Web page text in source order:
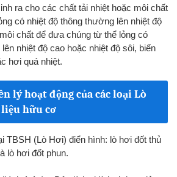
ra cho các chất tải nhiệt hoặc môi chất
có nhiệt độ thông thường lên nhiệt độ
chất để đưa chúng từ thể lỏng có
nhiệt độ cao hoặc nhiệt độ sôi, biến
hơi quá nhiệt.
lý hoạt động của các loại Lò
hữu cơ
TBSH (Lò Hơi) điển hình: lò hơi đốt thủ
lò hơi đốt phun.